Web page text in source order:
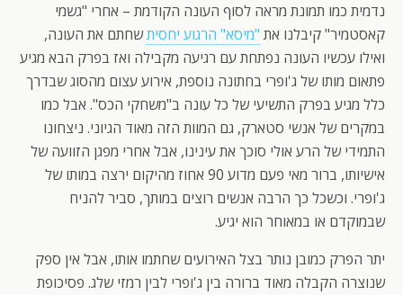
נדמית כמו תמונת מראה לסוף העונה הקודמת – אחרי "גשמי
קאסטמיר" קיבלנו את "מיסא" הרגוע יחסיתשחתם את העונה,
ואילו עכשיו העונה נפתחת עם רגיעה מקבילה ואז בפרק הבא מגיע
פתאום מותו של ג'ופרי בחתונה נוספת, אירוע עצום מהסוג שבדרך
כלל מגיע בפרק התשיעי של כל עונה ב"משחקי הכס". אבל כמו
במקרים של אנשי סטארק, גם המוות הזה מאוד הגיוני. ניצחונו
התמידי של הרע אולי סוכך את עינינו, אבל אחרי מפגן הזוועה של
אישיותו, ברור מאי פעם מדוע 90 אחוז מהיקום ירצה במותו של
ג'ופרי. וכשכל כך הרבה אנשים רוצים במותך, סביר להניח
שבמוקדם או במאוחר הוא יגיע.
יתר הפרק כמובן נותר בצל האירועים שחתמו אותו, אבל אין ספק
שנוצרה הקבלה מאוד ברורה בין ג'ופרי לבין רמזי שלג. פסיכופת